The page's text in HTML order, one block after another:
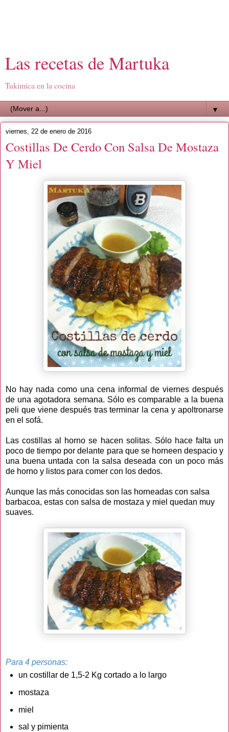
Las recetas de Martuka
Tukimica en la cocina
▼
viernes, 22 de enero de 2016
Costillas De Cerdo Con Salsa De Mostaza
Y Miel
No hay nada como una cena informal de viernes después
de una agotadora semana. Sólo es comparable a la buena
peli que viene después tras terminar la cena y apoltronarse
en el sofá.
Las costillas al horno se hacen solitas. Sólo hace falta un
poco de tiempo por delante para que se horneen despacio y
una buena untada con la salsa deseada con un poco más
de horno y listos para comer con los dedos.
Aunque las más conocidas son las horneadas con salsa
barbacoa, estas con salsa de mostaza y miel quedan muy
suaves.
Para 4 personas:
un costillar de 1,5-2 Kg cortado a lo largo
mostaza
miel
sal y pimienta